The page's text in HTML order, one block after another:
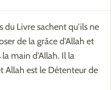
du Livre sachent qu'ils ne
de la grâce d'Allah et
la main d'Allah. Il la
Allah est le Détenteur de